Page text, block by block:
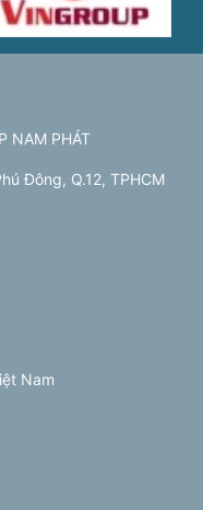
NAM PHÁT
Đông, Q.12, TPHCM
Nam